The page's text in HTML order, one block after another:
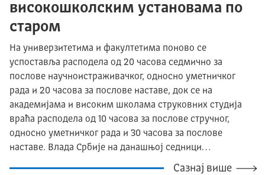
високошколским установама по
старом
На универзитетима и факултетима поново се
успоставља расподела од 20 часова седмично за
послове научноистраживачког, односно уметничког
рада и 20 часова за послове наставе, док се на
академијама и високим школама струковних студија
враћа расподела од 10 часова за послове стручног,
односно уметничког рада и 30 часова за послове
наставе. Влада Србије на данашњој седници…
Сазнај више